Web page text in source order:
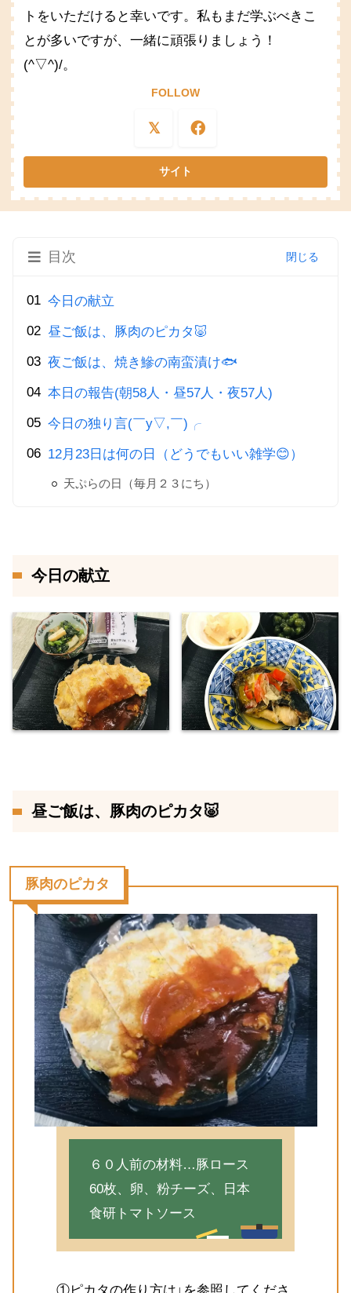
トをいただけると幸いです。私もまだ学ぶべきこ
とが多いですが、一緒に頑張りましょう！
(^▽^)/。
FOLLOW
目次
今日の献立
昼ご飯は、豚肉のピカタ🐷
夜ご飯は、焼き鰺の南蛮漬け🐟
本日の報告(朝58人・昼57人・夜57人)
今日の独り言(￣y▽,￣)╭
12月23日は何の日（どうでもいい雑学😊）
天ぷらの日（毎月２３にち）
今日の献立
昼ご飯は、豚肉のピカタ🐷
豚肉のピカタ
６０人前の材料…豚ロース
60枚、卵、粉チーズ、日本
食研トマトソース